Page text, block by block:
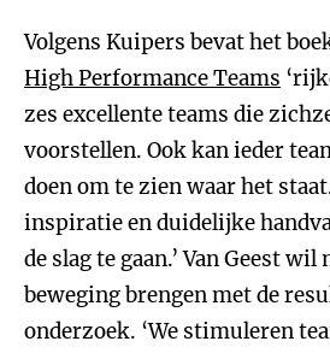
Volgens Kuipers bevat het
High Performance Teams
zes excellente teams die
voorstellen. Ook kan ieder
doen om te zien waar het
inspiratie en duidelijke
de slag te gaan.’ Van Geest wil
beweging brengen met de
onderzoek. ‘We stimuleren